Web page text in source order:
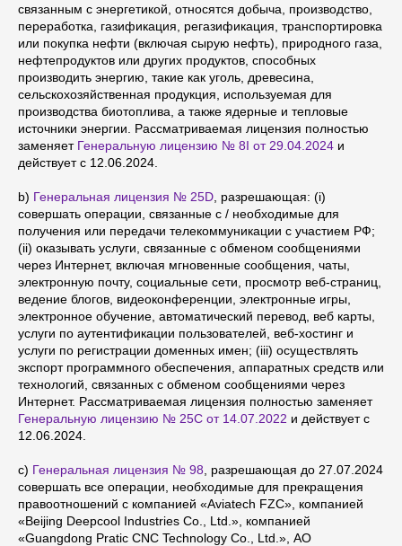
связанным с энергетикой, относятся добыча, производство,
переработка, газификация, регазификация, транспортировка
или покупка нефти (включая сырую нефть), природного газа,
нефтепродуктов или других продуктов, способных
производить энергию, такие как уголь, древесина,
сельскохозяйственная продукция, используемая для
производства биотоплива, а также ядерные и тепловые
источники энергии. Рассматриваемая лицензия полностью
заменяет Генеральную лицензию № 8I от 29.04.2024 и
действует с 12.06.2024.
b) Генеральная лицензия № 25D , разрешающая: (i)
совершать операции, связанные с / необходимые для
получения или передачи телекоммуникации с участием РФ;
(ii) оказывать услуги, связанные с обменом сообщениями
через Интернет, включая мгновенные сообщения, чаты,
электронную почту, социальные сети, просмотр веб-страниц,
ведение блогов, видеоконференции, электронные игры,
электронное обучение, автоматический перевод, веб карты,
услуги по аутентификации пользователей, веб-хостинг и
услуги по регистрации доменных имен; (iii) осуществлять
экспорт программного обеспечения, аппаратных средств или
технологий, связанных с обменом сообщениями через
Интернет. Рассматриваемая лицензия полностью заменяет
Генеральную лицензию № 25С от 14.07.2022 и действует с
12.06.2024.
c) Генеральная лицензия № 98 , разрешающая до 27.07.2024
совершать все операции, необходимые для прекращения
правоотношений с компанией «Aviatech FZC», компанией
«Beijing Deepcool Industries Co., Ltd.», компанией
«Guangdong Pratic CNC Technology Co., Ltd.», АО